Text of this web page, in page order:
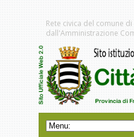
Rete civica del comune
dall'Amministrazione